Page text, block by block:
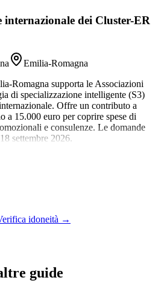
dei Cluster-ER
Emilia-Romagna
Romagna supporta le Associazioni
di specializzazione intelligente (S3)
Offre un contributo a
a 15.000 euro per coprire spese di
e consulenze. Le domande
settembre 2026.
idoneità →
guide